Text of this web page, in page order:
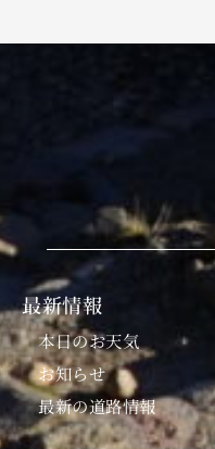
最新情報
本日のお天気
お知らせ
最新の道路情報